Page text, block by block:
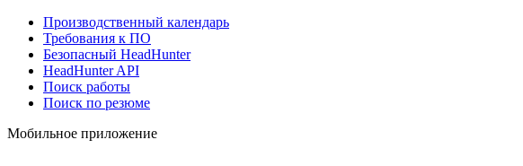
Производственный календарь
Требования к ПО
Безопасный HeadHunter
HeadHunter API
Поиск работы
Поиск по резюме
Мобильное приложение